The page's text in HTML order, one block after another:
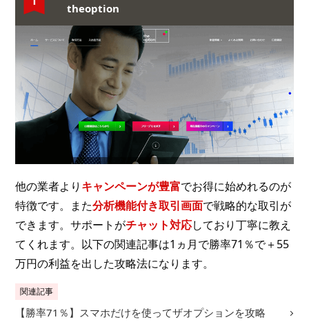
theoption
他の業者より キャンペーンが豊富でお得に始めれるのが
特徴です。また分析機能付き取引画面で戦略的な取引が
できます。サポートがチャット対応しており丁寧に教え
てくれます。以下の関連記事は1ヵ月で勝率71％で＋55
万円の利益を出した攻略法になります。
関連記事
【勝率71％】スマホだけを使ってザオプションを攻略